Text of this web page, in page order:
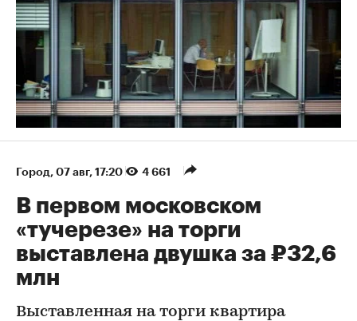
Город⁠, 07 авг, 17:20 4 661
В первом московском
«тучерезе» на торги
выставлена двушка за ₽32,6
млн
Выставленная на торги квартира